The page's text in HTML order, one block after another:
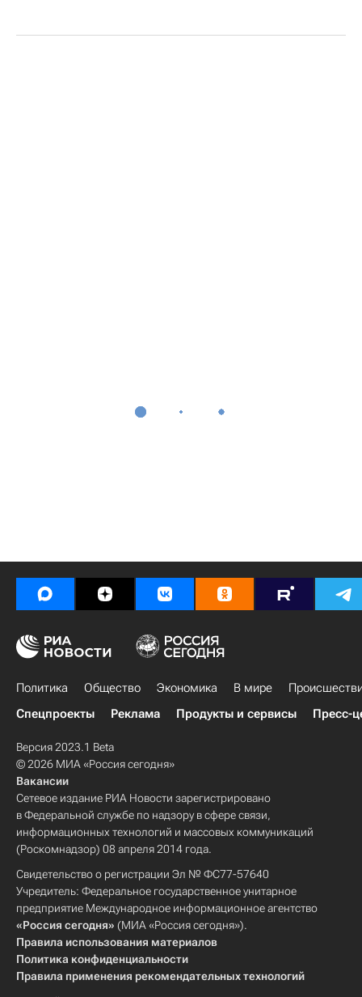
Политика Общество Экономика В мире
Спецпроекты
Реклама Продукты и сервисы Пресс-
Версия 2023.1 Beta
© 2026 МИА «Россия сегодня»
Вакансии
Сетевое издание РИА Новости зарегистрировано
в Федеральной службе по надзору в сфере связи,
информационных технологий и массовых коммуникаций
(Роскомнадзор) 08 апреля 2014 года.
Свидетельство о регистрации Эл № ФС77-57640
Учредитель: Федеральное государственное унитарное
предприятие Международное информационное агентство
«Россия сегодня» (МИА «Россия сегодня»).
Правила использования материалов
Политика конфиденциальности
Правила применения рекомендательных технологий